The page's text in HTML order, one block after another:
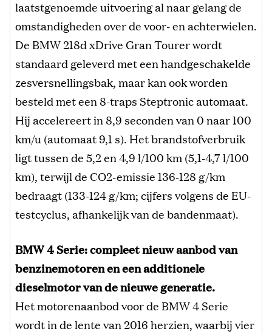
laatstgenoemde uitvoering al naar gelang de
omstandigheden over de voor- en achterwielen.
De BMW 218d xDrive Gran Tourer wordt
standaard geleverd met een handgeschakelde
zesversnellingsbak, maar kan ook worden
besteld met een 8-traps Steptronic automaat.
Hij accelereert in 8,9 seconden van 0 naar 100
km/u (automaat 9,1 s). Het brandstofverbruik
ligt tussen de 5,2 en 4,9 l/100 km (5,1-4,7 l/100
km), terwijl de CO2-emissie 136-128 g/km
bedraagt (133-124 g/km; cijfers volgens de EU-
testcyclus, afhankelijk van de bandenmaat).
BMW 4 Serie: compleet nieuw aanbod van
benzinemotoren en een additionele
dieselmotor van denieuwe generatie.
Het motorenaanbod voor de BMW 4 Serie
wordt in de lente van 2016 herzien, waarbij vier